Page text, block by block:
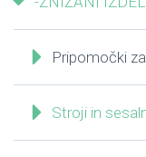
Pripomočki
Stroji in